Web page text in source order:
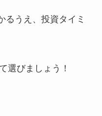
るうえ、投資タイミ
選びましょう！